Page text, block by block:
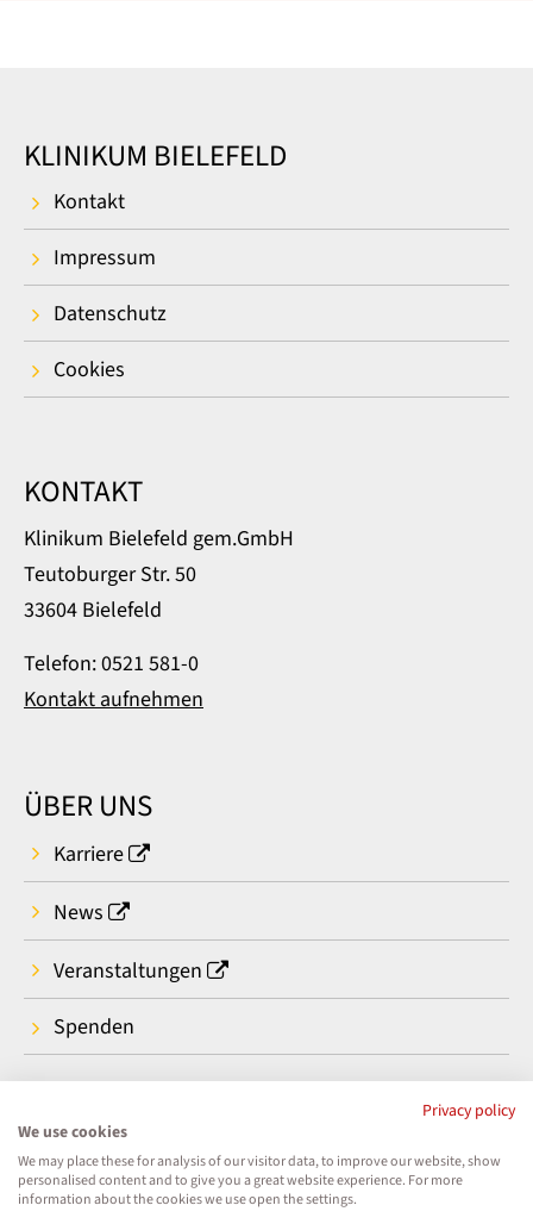
KLINIKUM BIELEFELD
Kontakt
Impressum
Datenschutz
Cookies
KONTAKT
Klinikum Bielefeld gem.GmbH
Teutoburger Str. 50
33604 Bielefeld
Telefon: 0521 581-0
Kontakt aufnehmen
ÜBER UNS
Karriere
News
Veranstaltungen
Spenden
Privacy policy
We use cookies
We may place these for analysis of our visitor data, to improve our website, show
personalised content and to give you a great website experience. For more
information about the cookies we use open the settings.